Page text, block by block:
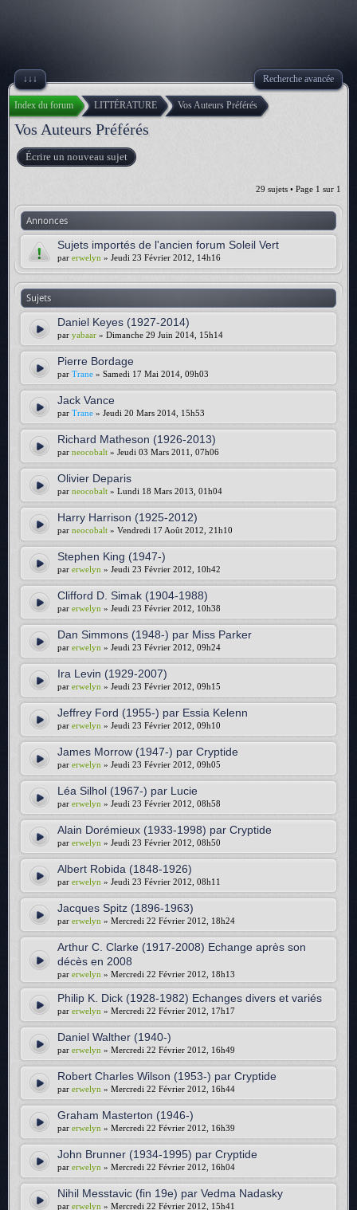
↓↓↓ Recherche avancée
Index du forum LITTÉRATURE Vos Auteurs Préférés
Vos Auteurs Préférés
Écrire un nouveau sujet
29 sujets • Page 1 sur 1
Annonces
Sujets importés de l'ancien forum Soleil Vert
par erwelyn » Jeudi 23 Février 2012, 14h16
Sujets
Daniel Keyes (1927-2014)
par yabaar » Dimanche 29 Juin 2014, 15h14
Pierre Bordage
par Trane » Samedi 17 Mai 2014, 09h03
Jack Vance
par Trane » Jeudi 20 Mars 2014, 15h53
Richard Matheson (1926-2013)
par neocobalt » Jeudi 03 Mars 2011, 07h06
Olivier Deparis
par neocobalt » Lundi 18 Mars 2013, 01h04
Harry Harrison (1925-2012)
par neocobalt » Vendredi 17 Août 2012, 21h10
Stephen King (1947-)
par erwelyn » Jeudi 23 Février 2012, 10h42
Clifford D. Simak (1904-1988)
par erwelyn » Jeudi 23 Février 2012, 10h38
Dan Simmons (1948-) par Miss Parker
par erwelyn » Jeudi 23 Février 2012, 09h24
Ira Levin (1929-2007)
par erwelyn » Jeudi 23 Février 2012, 09h15
Jeffrey Ford (1955-) par Essia Kelenn
par erwelyn » Jeudi 23 Février 2012, 09h10
James Morrow (1947-) par Cryptide
par erwelyn » Jeudi 23 Février 2012, 09h05
Léa Silhol (1967-) par Lucie
par erwelyn » Jeudi 23 Février 2012, 08h58
Alain Dorémieux (1933-1998) par Cryptide
par erwelyn » Jeudi 23 Février 2012, 08h50
Albert Robida (1848-1926)
par erwelyn » Jeudi 23 Février 2012, 08h11
Jacques Spitz (1896-1963)
par erwelyn » Mercredi 22 Février 2012, 18h24
Arthur C. Clarke (1917-2008) Echange après son
décès en 2008
par erwelyn » Mercredi 22 Février 2012, 18h13
Philip K. Dick (1928-1982) Echanges divers et variés
par erwelyn » Mercredi 22 Février 2012, 17h17
Daniel Walther (1940-)
par erwelyn » Mercredi 22 Février 2012, 16h49
Robert Charles Wilson (1953-) par Cryptide
par erwelyn » Mercredi 22 Février 2012, 16h44
Graham Masterton (1946-)
par erwelyn » Mercredi 22 Février 2012, 16h39
John Brunner (1934-1995) par Cryptide
par erwelyn » Mercredi 22 Février 2012, 16h04
Nihil Messtavic (fin 19e) par Vedma Nadasky
par erwelyn » Mercredi 22 Février 2012, 15h41